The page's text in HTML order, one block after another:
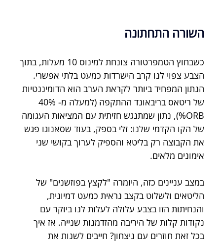
השורה התחתונה
כשבחוץ הטמפרטורה צונחת למינוס 10 מעלות, בתוך
הצבע צפוי לנו קרב הישרדות כמעט בלתי אפשרי.
הנתון המפחיד ביותר לקראת הערב הוא הדומיננטיות
של ריטאס בריבאונד ההתקפה (למעלה מ- 40%
ORB%), נתון שמתנגש חזיתית עם המציאות העגומה
של הקו הקדמי שלנו: זלי בספק, בעוד שסאנוגו פגש
את הקבוצה רק בליטא והספיק לערוך בקושי שני
אימונים מלאים.
במצב עניינים כזה, היומרה "לקצץ בפוזשנים" של
הליטאים ולשלוט בקצב נראית כמעט דמיונית,
והנחיתות הזו בצבע עלולה לעלות לנו ביוקר עם
נקודות קלות של היריבה מהזדמנות שנייה. אז איך
בכל זאת חוזרים עם ניצחון? חייבים לשנות את